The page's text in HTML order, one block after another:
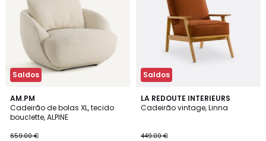
Saldos
AM.PM
Cadeirão de bolas XL, tecido
bouclette, ALPINE
659.00 €
4,6
/ 5
Saldos
LA REDOUTE INTERIEURS
Cadeirão vintage, Linna
449.00 €
4,8
/ 5